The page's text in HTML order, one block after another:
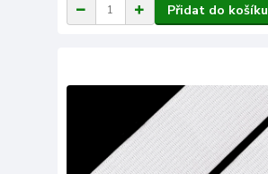
Přidat do košíku